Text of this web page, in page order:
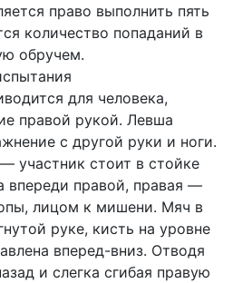
право выполнить пять
количество попаданий в
обручем.
для человека,
правой рукой. Левша
с другой руки и ноги.
участник стоит в стойке
впереди правой, правая —
лицом к мишени. Мяч в
руке, кисть на уровне
вперед-вниз. Отводя
и слегка сгибая правую